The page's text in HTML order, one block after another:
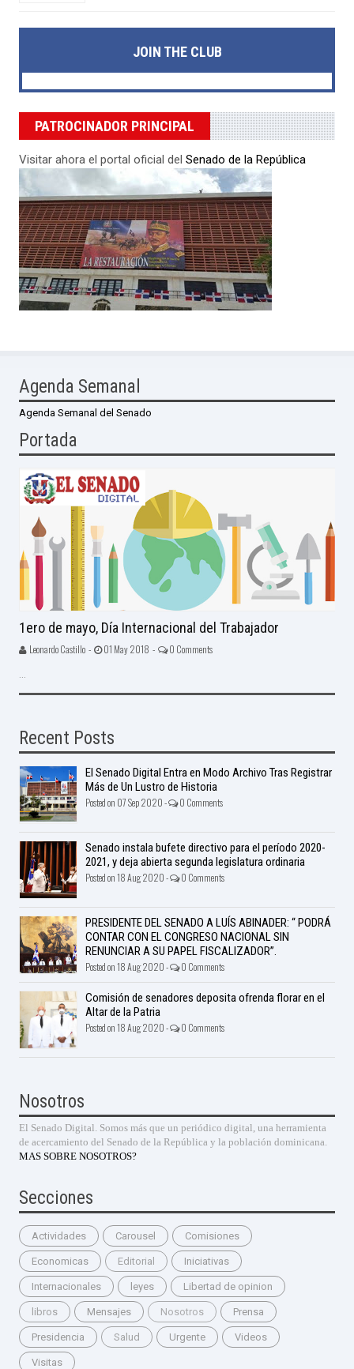
JOIN THE CLUB
PATROCINADOR PRINCIPAL
Visitar ahora el portal oficial del Senado de la República
Agenda Semanal
Agenda Semanal del Senado
Portada
1ero de mayo, Día Internacional del Trabajador
Leonardo Castillo - 01 May 2018 - 0 Comments
...
Recent Posts
El Senado Digital Entra en Modo Archivo Tras Registrar
Más de Un Lustro de Historia
Posted on 07 Sep 2020 - 0 Comments
Senado instala bufete directivo para el período 2020-
2021, y deja abierta segunda legislatura ordinaria
Posted on 18 Aug 2020 - 0 Comments
PRESIDENTE DEL SENADO A LUÍS ABINADER: “ PODRÁ
CONTAR CON EL CONGRESO NACIONAL SIN
RENUNCIAR A SU PAPEL FISCALIZADOR”.
Posted on 18 Aug 2020 - 0 Comments
Comisión de senadores deposita ofrenda florar en el
Altar de la Patria
Posted on 18 Aug 2020 - 0 Comments
Nosotros
El Senado Digital. Somos más que un periódico digital, una herramienta
de acercamiento del Senado de la República y la población dominicana.
MAS SOBRE NOSOTROS?
Secciones
Actividades Carousel Comisiones
Economicas Editorial Iniciativas
Internacionales leyes Libertad de opinion
libros Mensajes Nosotros Prensa
Presidencia Salud Urgente Videos
Visitas